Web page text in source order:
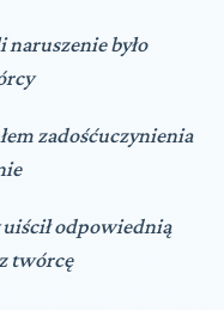
naruszenie było
zadośćuczynienia
uiścił odpowiednią
twórcę